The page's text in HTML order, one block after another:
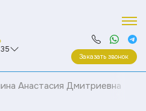
Заказать звонок
Анастасия Дмитриевна